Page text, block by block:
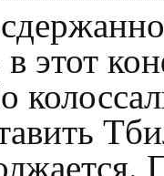
этот